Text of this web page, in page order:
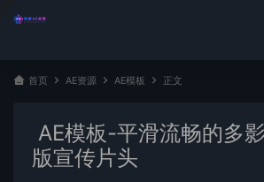
首页 AE资源 AE模板 正文
AE模板-平滑流畅的多
版宣传片头